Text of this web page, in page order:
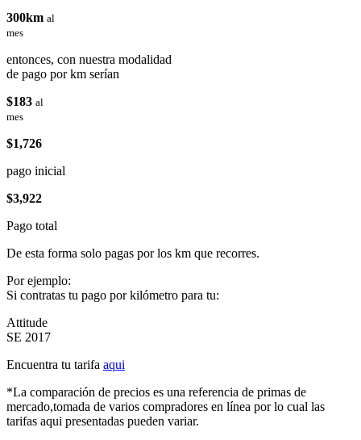
300km al
mes
entonces, con nuestra modalidad
de pago por km serían
$183 al
mes
$1,726
pago inicial
$3,922
Pago total
De esta forma solo pagas por los km que recorres.
Por ejemplo:
Si contratas tu pago por kilómetro para tu:
Attitude
SE 2017
Encuentra tu tarifa aqui
*La comparación de precios es una referencia de primas de
mercado,tomada de varios compradores en línea por lo cual las
tarifas aqui presentadas pueden variar.